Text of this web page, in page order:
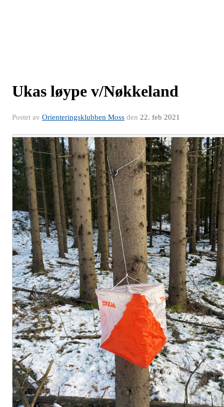
Ukas løype v/Nøkkeland
Postet av Orienteringsklubben Moss den 22. feb 2021